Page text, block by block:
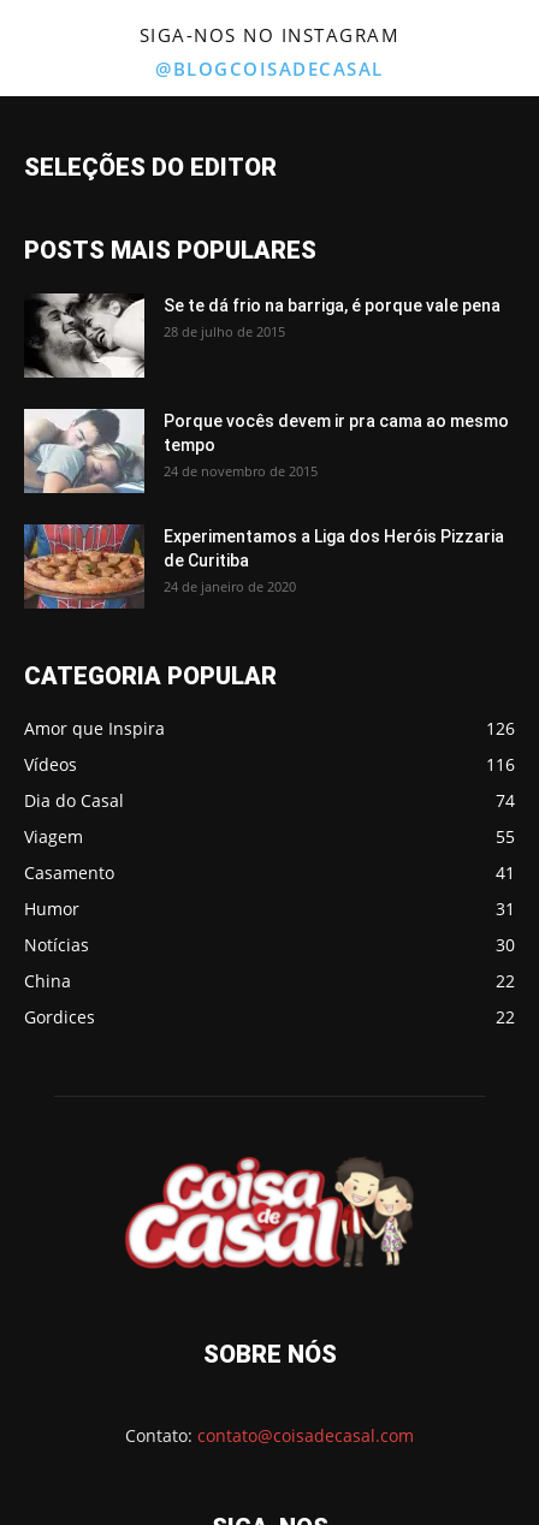
SIGA-NOS NO INSTAGRAM
@BLOGCOISADECASAL
SELEÇÕES DO EDITOR
POSTS MAIS POPULARES
Se te dá frio na barriga, é porque vale pena
28 de julho de 2015
Porque vocês devem ir pra cama ao mesmo
tempo
24 de novembro de 2015
Experimentamos a Liga dos Heróis Pizzaria
de Curitiba
24 de janeiro de 2020
CATEGORIA POPULAR
Amor que Inspira
126
Vídeos
116
Dia do Casal
74
Viagem
55
Casamento
41
Humor
31
Notícias
30
China
22
Gordices
22
SOBRE NÓS
Contato: contato@coisadecasal.com